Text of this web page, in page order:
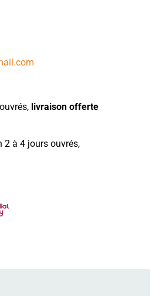
livraison offerte
2 à 4 jours ouvrés,